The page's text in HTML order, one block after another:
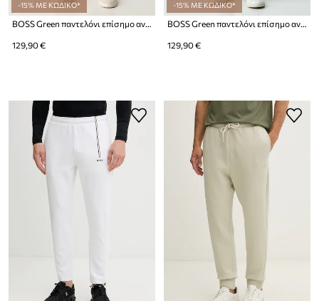
-15% ΜΕ ΚΩΔΙΚΟ*
BOSS Green παντελόνι επίσημο ανδρικό με βαμβάκι JT_Long Pants
129,90 €
-15% ΜΕ ΚΩΔΙΚΟ*
BOSS Green παντελόνι επίσημο ανδρικό με βαμβάκι JT_Long Pants
129,90 €